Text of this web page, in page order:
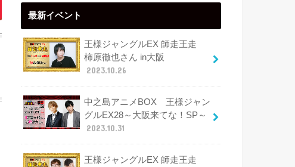
最新イベント
王様ジャングルEX 師走王走
柿原徹也さん in大阪
2023.10.26
中之島アニメBOX 王様ジャン
グルEX28～大阪来てな！SP～
2023.10.31
王様ジャングルEX 師走王走